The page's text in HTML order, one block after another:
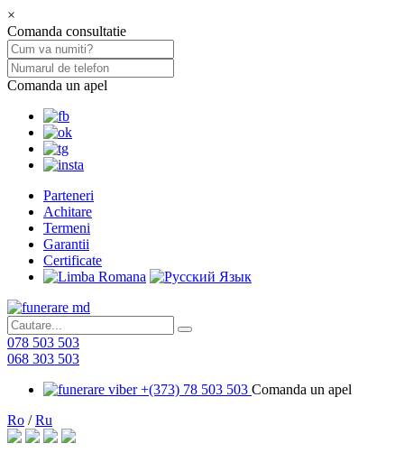
×
Comanda consultatie
Comanda un apel
Parteneri
Achitare
Termeni
Garantii
Certificate
078 503 503
068 303 503
+(373) 78 503 503 Comanda un apel
Ro /Ru